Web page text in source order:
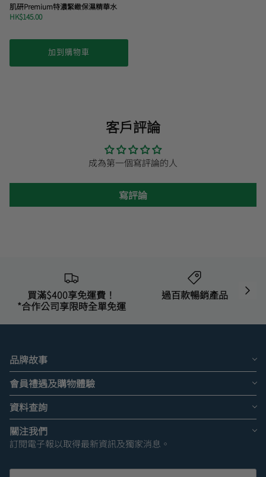
肌研Premium特濃緊緻保濕精華水
HK$145.00
加到購物車
客戶評論
成為第一個寫評論的人
寫評論
買滿$400享免運費！
*合作公司享限時全單免運
過百款暢銷產品
品牌故事
會員禮遇及購物體驗
資料查詢
關注我們
訂閱電子報以取得最新資訊及獨家消息。